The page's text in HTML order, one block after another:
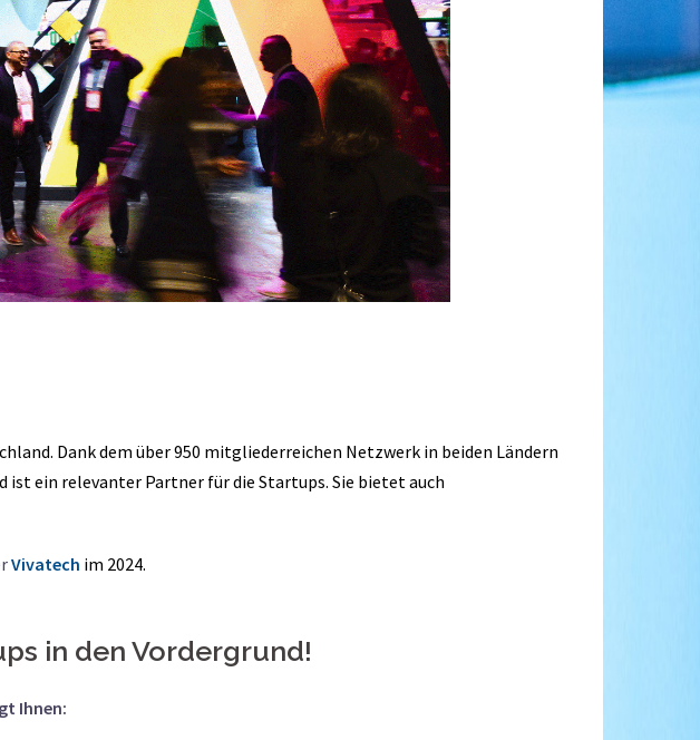
Dank dem über 950 mitgliederreichen Netzwerk in beiden Ländern
ist ein relevanter Partner für die Startups. Sie bietet auch
Vivatech im 2024.
in den Vordergrund!
Ihnen: